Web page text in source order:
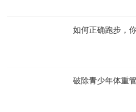
如何正确跑步，
破除青少年体重